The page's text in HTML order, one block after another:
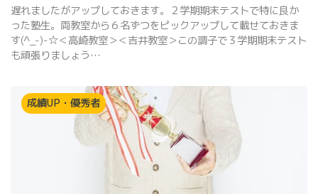
遅れましたがアップしておきます。２学期期末テストで特に良か
った塾生。両教室から６名ずつをピックアップして載せておきま
す(^_-)-☆＜高崎教室＞＜吉井教室＞この調子で３学期期末テスト
も頑張りましょう…
成績UP・優秀者